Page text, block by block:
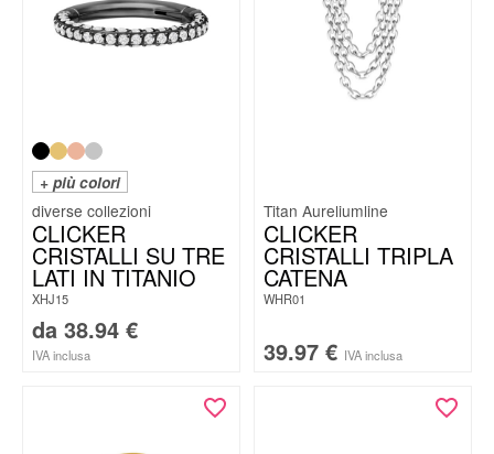
+ più colori
CLICKER
CRISTALLI SU TRE
LATI IN TITANIO
XHJ15
da 38.94 €
IVA inclusa
Titan Aureliumline
CLICKER
CRISTALLI TRIPLA
CATENA
WHR01
39.97 € IVA inclusa